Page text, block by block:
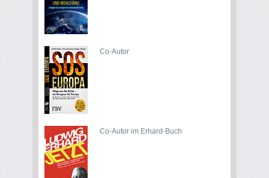
Co-Autor
Co-Autor im Erhard-Buch